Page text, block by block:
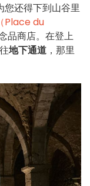
您还得下到山谷里
Place du
品商店。在登上
地下通道 ，那里